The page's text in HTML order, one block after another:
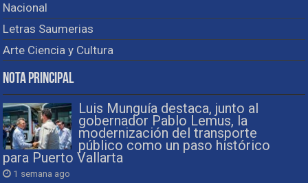
Nacional
Letras Saumerias
Arte Ciencia y Cultura
Nota Principal
Luis Munguía destaca, junto al
gobernador Pablo Lemus, la
modernización del transporte
público como un paso histórico
para Puerto Vallarta
1 semana ago